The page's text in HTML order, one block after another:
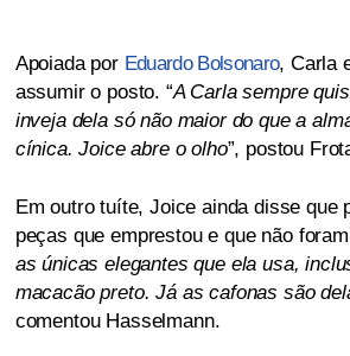
Apoiada por Eduardo Bolsonaro, Carla
assumir o posto. “A Carla sempre
inveja dela só não maior do que a
cínica. Joice abre o olho”, postou
Em outro tuíte, Joice ainda disse que
peças que emprestou e que não
as únicas elegantes que ela usa,
macacão preto. Já as cafonas são
comentou Hasselmann.